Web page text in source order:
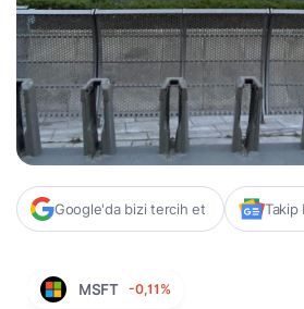
Google'da bizi tercih et Takip
MSFT -0,11%